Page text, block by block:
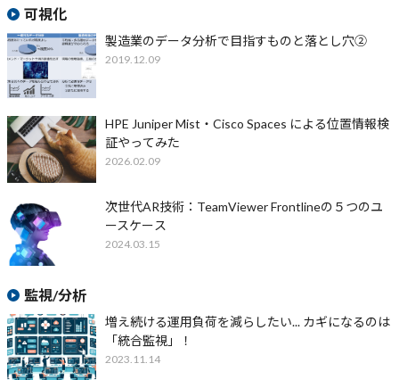
可視化
製造業のデータ分析で目指すものと落とし穴②
2019.12.09
HPE Juniper Mist・Cisco Spaces による位置情報検
証やってみた
2026.02.09
次世代AR技術：TeamViewer Frontlineの５つのユ
ースケース
2024.03.15
監視/分析
増え続ける運用負荷を減らしたい... カギになるのは
「統合監視」！
2023.11.14